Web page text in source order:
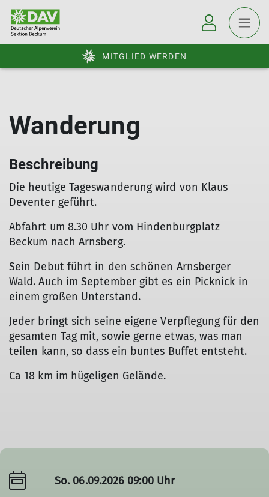
MITGLIED WERDEN
Wanderung
Beschreibung
Die heutige Tageswanderung wird von Klaus
Deventer geführt.
Abfahrt um 8.30 Uhr vom Hindenburgplatz
Beckum nach Arnsberg.
Sein Debut führt in den schönen Arnsberger
Wald. Auch im September gibt es ein Picknick in
einem großen Unterstand.
Jeder bringt sich seine eigene Verpflegung für den
gesamten Tag mit, sowie gerne etwas, was man
teilen kann, so dass ein buntes Buffet entsteht.
Ca 18 km im hügeligen Gelände.
So. 06.09.2026 09:00 Uhr